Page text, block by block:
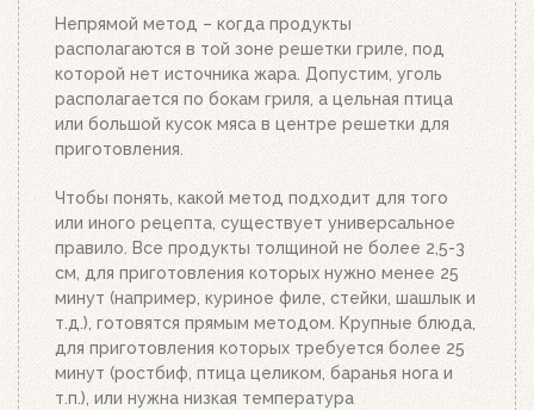
брикетов покроется белым пеплом, высыпьте
уголь из стартера на решетку для угля. Жар
будет просто отличным!
Непрямой метод – когда продукты
располагаются в той зоне решетки гриле, под
которой нет источника жара. Допустим, уголь
располагается по бокам гриля, а цельная птица
или большой кусок мяса в центре решетки для
приготовления.
Чтобы понять, какой метод подходит для того
или иного рецепта, существует универсальное
правило. Все продукты толщиной не более 2,5-3
см, для приготовления которых нужно менее 25
минут (например, куриное филе, стейки, шашлык и
т.д.), готовятся прямым методом. Крупные блюда,
для приготовления которых требуется более 25
минут (ростбиф, птица целиком, баранья нога и
т.п.), или нужна низкая температура